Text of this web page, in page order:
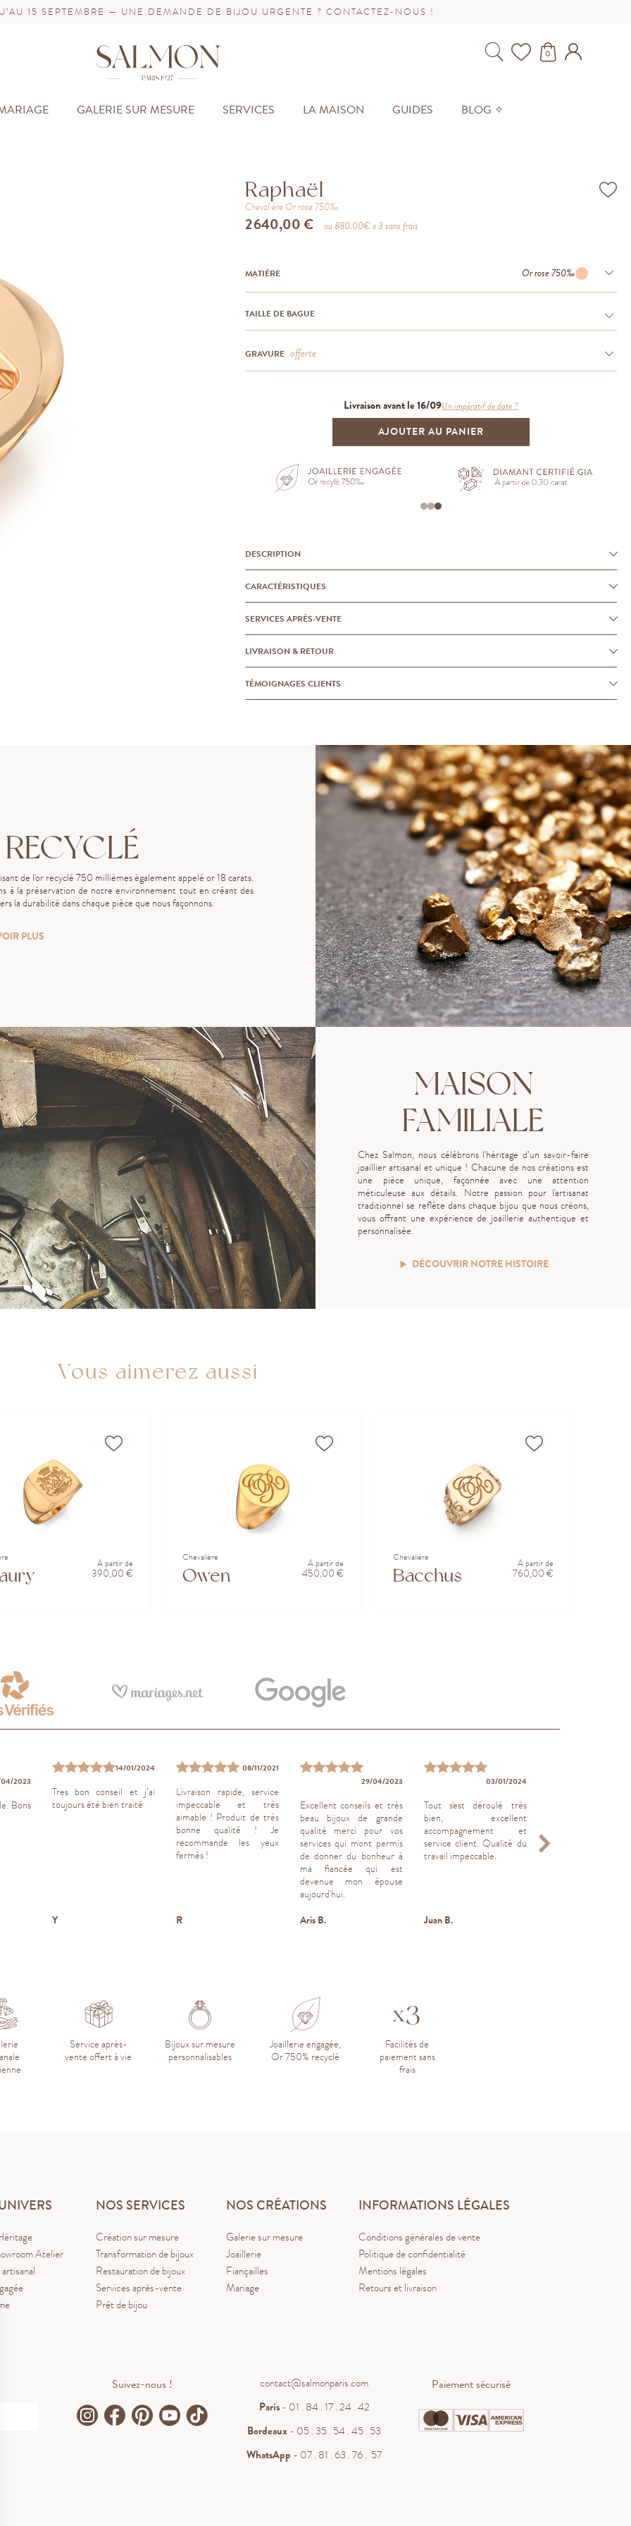
15 SEPTEMBRE — UNE DEMANDE DE BIJOU URGENTE ? CONTACTEZ-NOUS !
GALERIE SUR MESURE SERVICES LA MAISON GUIDES BLOG ✧
0
WHATSAPP
Raphaël
Chevalière Or rose 750‰
2 640,00 € ou880.00€ x 3 sans frais
MATIÈRE Or rose 750‰
TAILLE DE BAGUE
GRAVURE offerte
Livraison avant le 16/09Un impératif de date ?
AJOUTER AU PANIER
DESCRIPTION
CARACTÉRISTIQUES
SERVICES APRÈS-VENTE
LIVRAISON & RETOUR
TÉMOIGNAGES CLIENTS
de l'or recyclé 750 millièmes également appelé or 18 carats.
à la préservation de notre environnement tout en créant des
la durabilité dans chaque pièce que nous façonnons.
PLUS
MAISON
FAMILIALE
Chez Salmon, nous célébrons l'héritage d’un savoir-faire
joaillier artisanal et unique ! Chacune de nos créations est
une pièce unique, façonnée avec une attention
méticuleuse aux détails. Notre passion pour l'artisanat
traditionnel se reflète dans chaque bijou que nous créons,
vous offrant une expérience de joaillerie authentique et
personnalisée.
DÉCOUVRIR NOTRE HISTOIRE
Vous aimerez aussi
À partir de
390,00 €
Chevalière
Owen
À partir de
450,00 €
Chevalière
Bacchus
À partir de
760,00 €
2023
Bons
14/01/2024
Tres bon conseil et j’ai
toujours été bien traité
Y
08/11/2021
Livraison rapide, service
impeccable et très
aimable ! Produit de très
bonne qualité ! Je
recommande les yeux
fermés !
R
29/04/2023
Excellent conseils et très
beau bijoux de grande
qualité merci pour vos
services qui m'ont permis
de donner du bonheur à
ma fiancée qui est
devenue mon épouse
aujourd'hui.
Aris B.
03/01/2024
Tout s'est déroulé très
bien, excellent
accompagnement et
service client. Qualité du
travail impeccable.
Juan B.
Service après-
vente offert à vie
Bijoux sur mesure
personnalisables
Joaillerie engagée,
Or 750% recyclé
Facilités de
paiement sans
frais
Atelier
NOS SERVICES
Création sur mesure
Transformation de bijoux
Restauration de bijoux
Services après-vente
Prêt de bijou
NOS CRÉATIONS
Galerie sur mesure
Joaillerie
Fiançailles
Mariage
INFORMATIONS LÉGALES
Conditions générales de vente
Politique de confidentialité
Mentions légales
Retours et livraison
Suivez-nous !
contact@salmonparis.com
Paris- 01 . 84 . 17 . 24 . 42
Bordeaux- 05 . 35 . 54 . 45 . 53
WhatsApp - 07 . 81 . 63 . 76 . 57
Paiement sécurisé